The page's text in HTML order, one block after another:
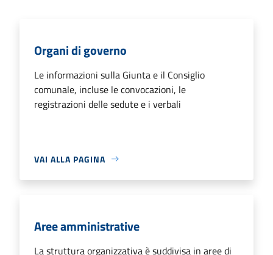
Organi di governo
Le informazioni sulla Giunta e il Consiglio
comunale, incluse le convocazioni, le
registrazioni delle sedute e i verbali
VAI ALLA PAGINA
Aree amministrative
La struttura organizzativa è suddivisa in aree di